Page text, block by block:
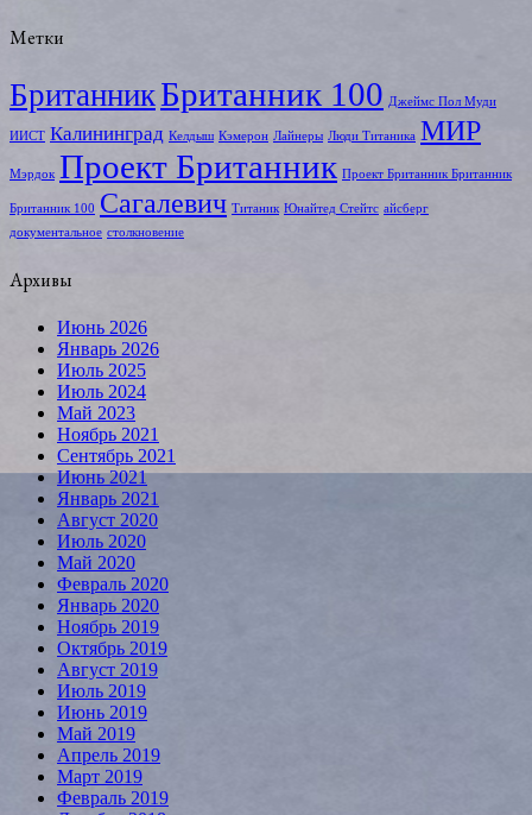
Метки
БританникБританник 100 Джеймс Пол Муди
ИИСТ Калининград Келдыш Кэмерон Лайнеры Люди Титаника МИР
Мэрдок Проект Британник Проект Британник Британник
Британник 100 Сагалевич Титаник Юнайтед Стейтс айсберг
документальное столкновение
Архивы
Июнь 2026
Январь 2026
Июль 2025
Июль 2024
Май 2023
Ноябрь 2021
Сентябрь 2021
Июнь 2021
Январь 2021
Август 2020
Июль 2020
Май 2020
Февраль 2020
Январь 2020
Ноябрь 2019
Октябрь 2019
Август 2019
Июль 2019
Июнь 2019
Май 2019
Апрель 2019
Март 2019
Февраль 2019